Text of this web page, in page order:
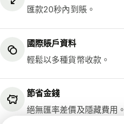
匯款20秒內到賬。
國際賬戶資料
輕鬆以多種貨幣收款。
節省金錢
絕無匯率差價及隱藏費用。